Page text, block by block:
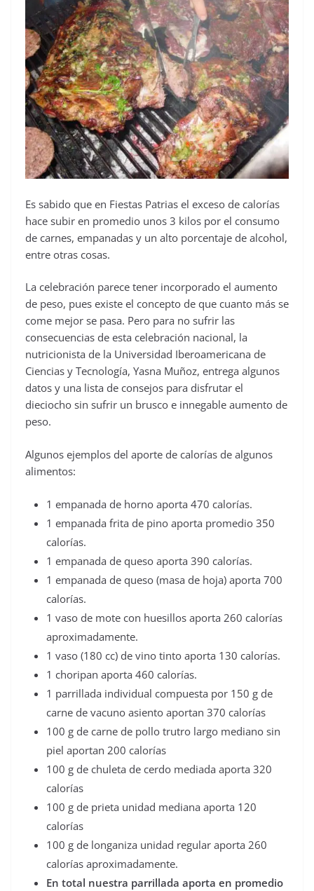
Es sabido que en Fiestas Patrias el exceso de calorías
hace subir en promedio unos 3 kilos por el consumo
de carnes, empanadas y un alto porcentaje de alcohol,
entre otras cosas.
La celebración parece tener incorporado el aumento
de peso, pues existe el concepto de que cuanto más se
come mejor se pasa. Pero para no sufrir las
consecuencias de esta celebración nacional, la
nutricionista de la Universidad Iberoamericana de
Ciencias y Tecnología, Yasna Muñoz, entrega algunos
datos y una lista de consejos para disfrutar el
dieciocho sin sufrir un brusco e innegable aumento de
peso.
Algunos ejemplos del aporte de calorías de algunos
alimentos:
1 empanada de horno aporta 470 calorías.
1 empanada frita de pino aporta promedio 350
calorías.
1 empanada de queso aporta 390 calorías.
1 empanada de queso (masa de hoja) aporta 700
calorías.
1 vaso de mote con huesillos aporta 260 calorías
aproximadamente.
1 vaso (180 cc) de vino tinto aporta 130 calorías.
1 choripan aporta 460 calorías.
1 parrillada individual compuesta por 150 g de
carne de vacuno asiento aportan 370 calorías
100 g de carne de pollo trutro largo mediano sin
piel aportan 200 calorías
100 g de chuleta de cerdo mediada aporta 320
calorías
100 g de prieta unidad mediana aporta 120
calorías
100 g de longaniza unidad regular aporta 260
calorías aproximadamente.
En total nuestra parrillada aporta en promedio